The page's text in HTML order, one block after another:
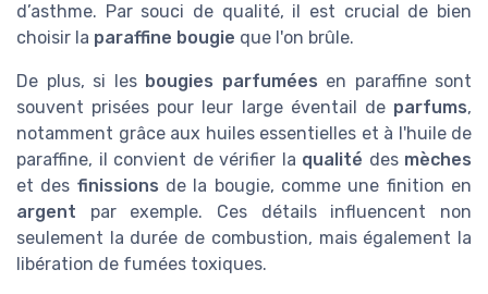
d’asthme. Par souci de qualité, il est crucial de bien
choisir la paraffine bougie que l'on brûle.
De plus, si les bougies parfumées en paraffine sont
souvent prisées pour leur large éventail de parfums,
notamment grâce aux huiles essentielles et à l'huile de
paraffine, il convient de vérifier la qualité des mèches
et des finissions de la bougie, comme une finition en
argent par exemple. Ces détails influencent non
seulement la durée de combustion, mais également la
libération de fumées toxiques.